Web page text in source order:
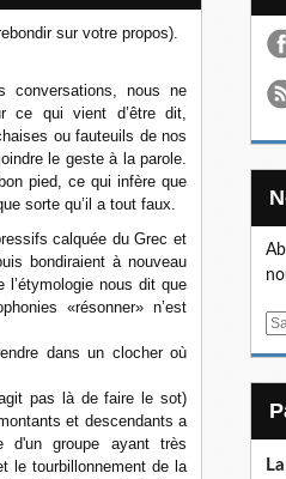
sur votre propos).
conversations, nous ne
ce qui vient d’être dit,
ou fauteuils de nos
le geste à la parole.
pied, ce qui infère que
sorte qu’il a tout faux.
calquée du Grec et
bondiraient à nouveau
nous dit que
«résonner» n’est
dans un clocher où
pas là de faire le sot)
et descendants a
groupe ayant très
le tourbillonnement de la
E